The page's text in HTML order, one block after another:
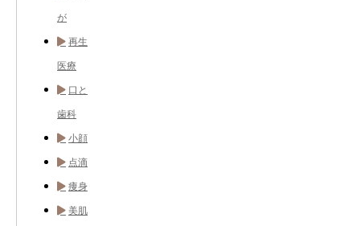
が
再生
医療
口と
歯科
小顔
点滴
痩身
美肌